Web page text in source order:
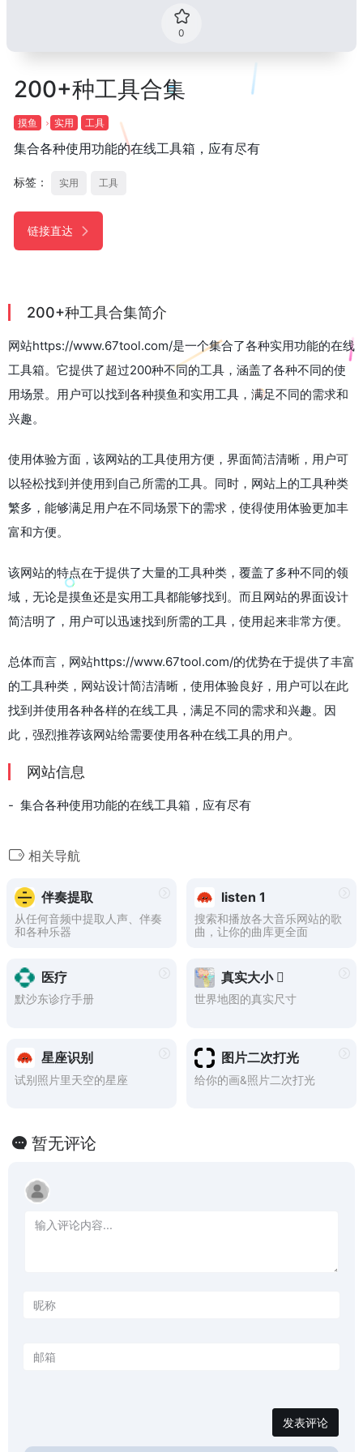
0
200+种工具合集
摸鱼 实用 工具
集合各种使用功能的在线工具箱，应有尽有
标签： 实用 工具
链接直达
200+种工具合集简介
网站https://www.67tool.com/是一个集合了各种实用功能的在线
工具箱。它提供了超过200种不同的工具，涵盖了各种不同的使
用场景。用户可以找到各种摸鱼和实用工具，满足不同的需求和
兴趣。
使用体验方面，该网站的工具使用方便，界面简洁清晰，用户可
以轻松找到并使用到自己所需的工具。同时，网站上的工具种类
繁多，能够满足用户在不同场景下的需求，使得使用体验更加丰
富和方便。
该网站的特点在于提供了大量的工具种类，覆盖了多种不同的领
域，无论是摸鱼还是实用工具都能够找到。而且网站的界面设计
简洁明了，用户可以迅速找到所需的工具，使用起来非常方便。
总体而言，网站https://www.67tool.com/的优势在于提供了丰富
的工具种类，网站设计简洁清晰，使用体验良好，用户可以在此
找到并使用各种各样的在线工具，满足不同的需求和兴趣。因
此，强烈推荐该网站给需要使用各种在线工具的用户。
网站信息
- 集合各种使用功能的在线工具箱，应有尽有
相关导航
伴奏提取
从任何音频中提取人声、伴奏
和各种乐器
listen 1
搜索和播放各大音乐网站的歌
曲，让你的曲库更全面
医疗
默沙东诊疗手册
真实大小 
世界地图的真实尺寸
星座识别
试别照片里天空的星座
图片二次打光
给你的画&照片二次打光
暂无评论
发表评论